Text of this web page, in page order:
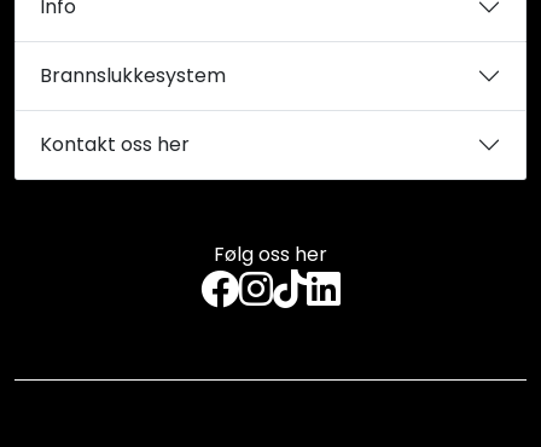
Følg oss her
Info
Brannslukkesystem
Kontakt oss her